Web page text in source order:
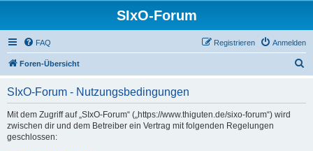
SIxO-Forum
FAQ Anmelden
Registrieren
Foren-Übersicht
SIxO-Forum - Nutzungsbedingungen
Mit dem Zugriff auf „SIxO-Forum“ („https://www.thiguten.de/sixo-forum“) wird
zwischen dir und dem Betreiber ein Vertrag mit folgenden Regelungen
geschlossen: